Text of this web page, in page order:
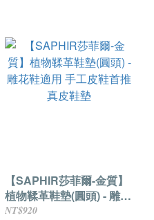
【SAPHIR莎菲爾-金質】
植物鞣革鞋墊(圓頭) - 雕花
鞋適用 手工皮鞋首推真皮
NT$920